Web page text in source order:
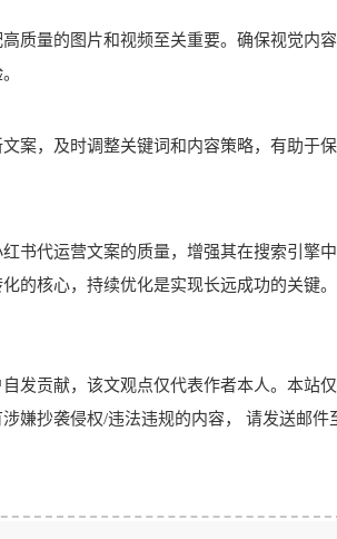
质量的图片和视频至关重要。确保视觉内
案，及时调整关键词和内容策略，有助于
书代运营文案的质量，增强其在搜索引擎
的核心，持续优化是实现长远成功的关键。
发贡献，该文观点仅代表作者本人。本站
嫌抄袭侵权/违法违规的内容， 请发送邮件